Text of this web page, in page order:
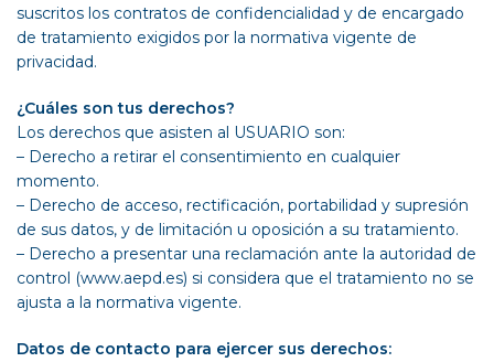
suscritos los contratos de confidencialidad y de encargado
de tratamiento exigidos por la normativa vigente de
privacidad.
¿Cuáles son tus derechos?
Los derechos que asisten al USUARIO son:
– Derecho a retirar el consentimiento en cualquier
momento.
– Derecho de acceso, rectificación, portabilidad y supresión
de sus datos, y de limitación u oposición a su tratamiento.
– Derecho a presentar una reclamación ante la autoridad de
control (www.aepd.es) si considera que el tratamiento no se
ajusta a la normativa vigente.
Datos de contacto para ejercer sus derechos: